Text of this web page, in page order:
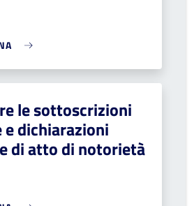
le sottoscrizioni
e dichiarazioni
di atto di notorietà